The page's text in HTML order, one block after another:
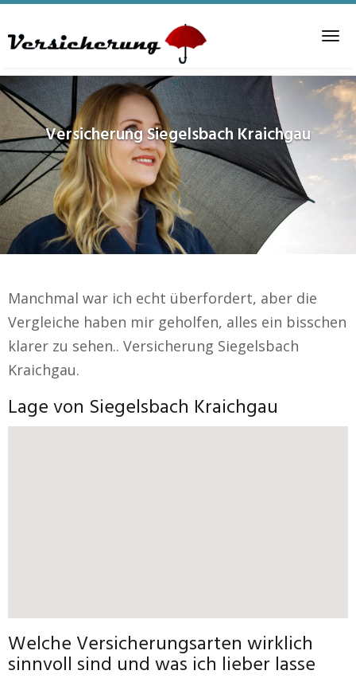
to
content
VersicherungSiegelsbach Kraichgau
Manchmal war ich echt überfordert, aber die
Vergleiche haben mir geholfen, alles ein bisschen
klarer zu sehen.. Versicherung Siegelsbach
Kraichgau.
Lage von Siegelsbach Kraichgau
Welche Versicherungsarten wirklich
sinnvoll sind und was ich lieber lasse